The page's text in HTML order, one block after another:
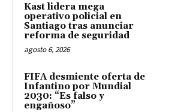
Kast lidera mega
operativo policial en
Santiago tras anunciar
reforma de seguridad
agosto 6, 2026
FIFA desmiente oferta de
Infantino por Mundial
2030: “Es falso y
engañoso”